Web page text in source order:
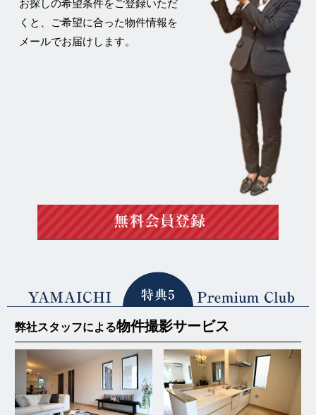
お探しの希望条件をご登録いただ
くと、ご希望に合った物件情報を
メールでお届けします。
弊社スタッフによる物件撮影サービス